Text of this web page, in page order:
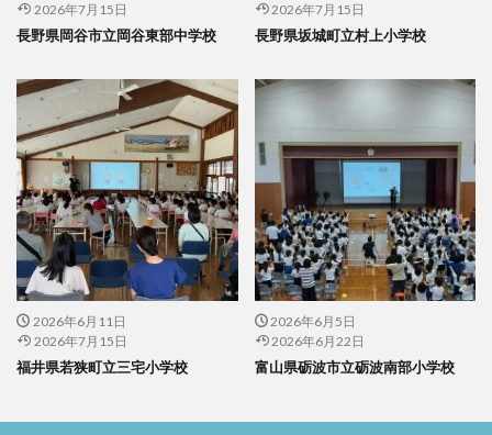
2026年7月15日
長野県岡谷市立岡谷東部中学校
2026年7月15日
長野県坂城町立村上小学校
2026年6月11日
2026年7月15日
福井県若狭町立三宅小学校
2026年6月5日
2026年6月22日
富山県砺波市立砺波南部小学校